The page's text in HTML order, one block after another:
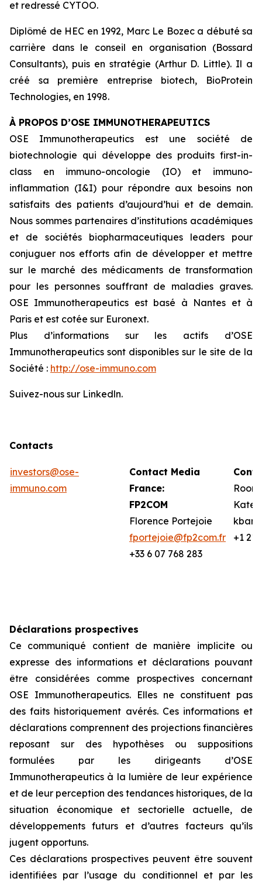
et redressé CYTOO.
Diplômé de HEC en 1992, Marc Le Bozec a débuté sa
carrière dans le conseil en organisation (Bossard
Consultants), puis en stratégie (Arthur D. Little). Il a
créé sa première entreprise biotech, BioProtein
Technologies, en 1998.
À PROPOS D’OSE IMMUNOTHERAPEUTICS
OSE Immunotherapeutics est une société de
biotechnologie qui développe des produits first-in-
class en immuno-oncologie (IO) et immuno-
inflammation (I&I) pour répondre aux besoins non
satisfaits des patients d’aujourd’hui et de demain.
Nous sommes partenaires d’institutions académiques
et de sociétés biopharmaceutiques leaders pour
conjuguer nos efforts afin de développer et mettre
sur le marché des médicaments de transformation
pour les personnes souffrant de maladies graves.
OSE Immunotherapeutics est basé à Nantes et à
Paris et est cotée sur Euronext.
Plus d’informations sur les actifs d’OSE
Immunotherapeutics sont disponibles sur le site de la
Société : http://ose-immuno.com
Suivez-nous sur Linkedln.
Contacts
investors@ose-
immuno.com
Contact Media
France:
FP2COM
Florence Portejoie
fportejoie@fp2com.fr
+33 6 07 768 283
Kate
+1
Déclarations prospectives
Ce communiqué contient de manière implicite ou
expresse des informations et déclarations pouvant
être considérées comme prospectives concernant
OSE Immunotherapeutics. Elles ne constituent pas
des faits historiquement avérés. Ces informations et
déclarations comprennent des projections financières
reposant sur des hypothèses ou suppositions
formulées par les dirigeants d’OSE
Immunotherapeutics à la lumière de leur expérience
et de leur perception des tendances historiques, de la
situation économique et sectorielle actuelle, de
développements futurs et d’autres facteurs qu’ils
jugent opportuns.
Ces déclarations prospectives peuvent être souvent
identifiées par l’usage du conditionnel et par les